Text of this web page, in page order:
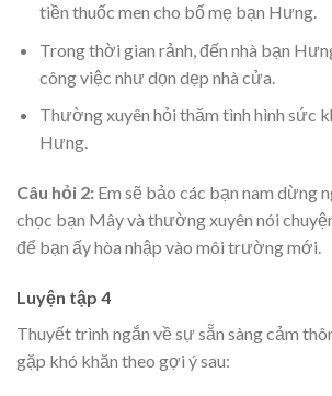
tiền thuốc men cho bố mẹ bạn Hưng.
Trong thời gian rảnh, đến nhà bạn
công việc như dọn dẹp nhà cửa.
Thường xuyên hỏi thăm tình hình sức
Hưng.
Câu hỏi 2: Em sẽ bảo các bạn nam dừng
chọc bạn Mây và thường xuyên nói
để bạn ấy hòa nhập vào môi trường mới.
Luyện tập 4
Thuyết trình ngắn về sự sẵn sàng cảm
gặp khó khăn theo gợi ý sau: